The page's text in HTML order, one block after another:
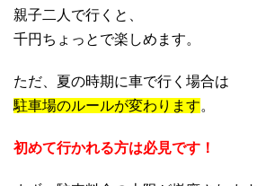
親子二人で行くと、
千円ちょっとで楽しめます。
ただ、夏の時期に車で行く場合は
駐車場のルールが変わります。
初めて行かれる方は必見です！